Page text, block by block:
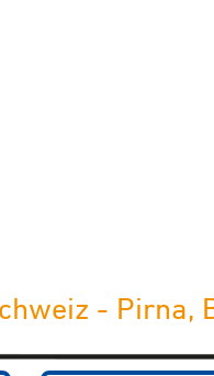
- Pirna,